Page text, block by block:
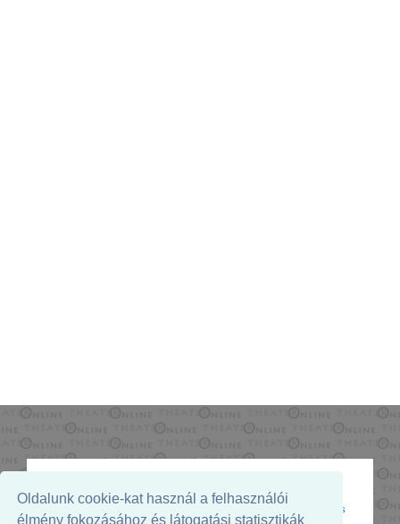
Oldalunk cookie-kat használ a felhasználói
élmény fokozásához és látogatási statisztikák
Az oldal megjelenését támogatja: